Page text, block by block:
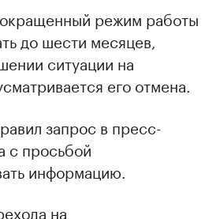
режим работы
до шести месяцев,
ситуации на
его отмена.
запрос в пресс-
с просьбой
информацию.
на